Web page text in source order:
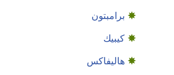
برامبتون
كيبيك
هاليفاكس